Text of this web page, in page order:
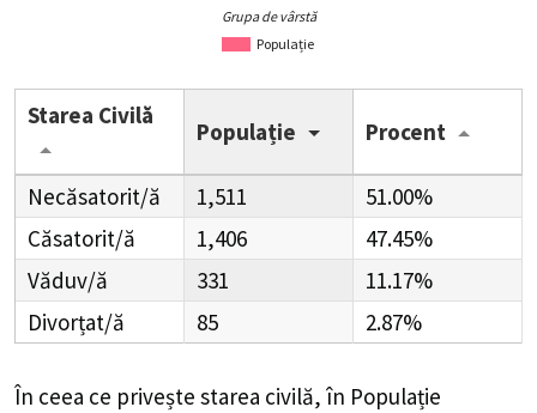
Populație
Grupa de vârstă
Starea Civilă
Populație Procent
Necăsatorit/ă 1,511
51.00%
Căsatorit/ă
1,406
47.45%
Văduv/ă
331
11.17%
Divorțat/ă
85 2.87%
În ceea ce privește starea civilă, în Populație